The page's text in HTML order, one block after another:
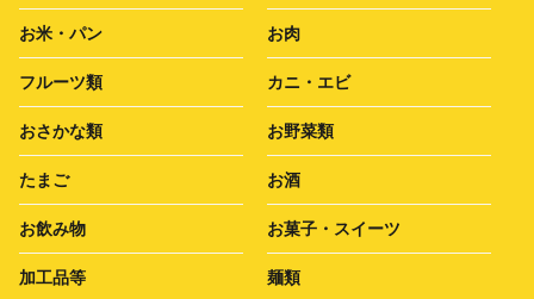
お米・パン お肉
フルーツ類 カニ・エビ
おさかな類 お野菜類
たまご お酒
お飲み物 お菓子・スイーツ
加工品等 麺類